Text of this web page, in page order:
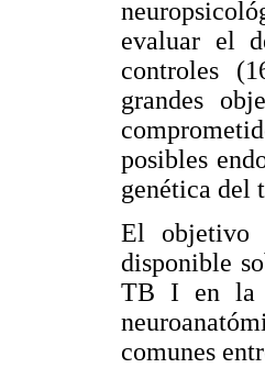
evaluar el
controles
grandes
posibles
genética del
El objetivo
disponible
TB I en la
comunes